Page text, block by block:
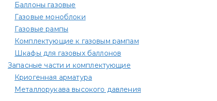
Баллоны газовые
Газовые моноблоки
Газовые рампы
Комплектующие к газовым рампам​
Шкафы для газовых баллонов
Запасные части и комплектующие
Криогенная арматура
Металлорукава высокого давления